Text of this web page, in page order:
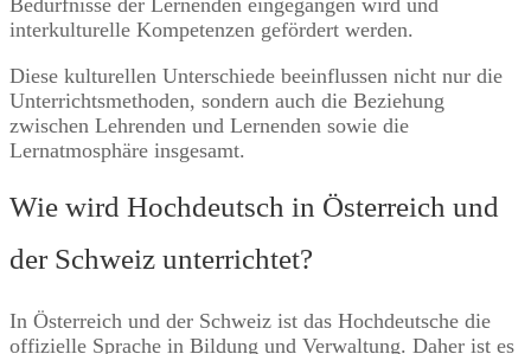
Bedürfnisse der Lernenden eingegangen wird und
interkulturelle Kompetenzen gefördert werden.
Diese kulturellen Unterschiede beeinflussen nicht nur die
Unterrichtsmethoden, sondern auch die Beziehung
zwischen Lehrenden und Lernenden sowie die
Lernatmosphäre insgesamt.
Wie wird Hochdeutsch in Österreich und
der Schweiz unterrichtet?
In Österreich und der Schweiz ist das Hochdeutsche die
offizielle Sprache in Bildung und Verwaltung. Daher ist es